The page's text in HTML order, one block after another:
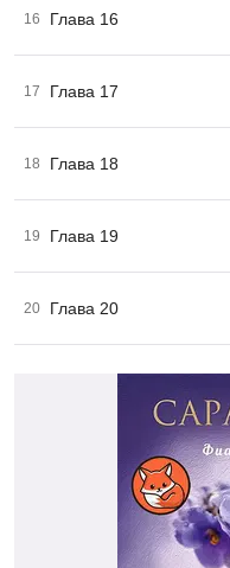
16 Глава 16
17 Глава 17
18 Глава 18
19 Глава 19
20 Глава 20